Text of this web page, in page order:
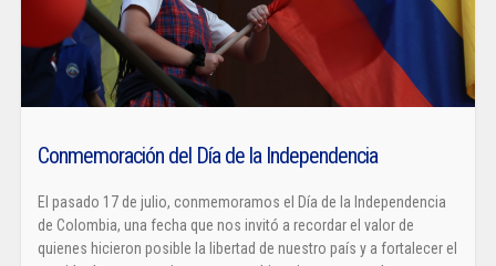
Conmemoración del Día de la Independencia
El pasado 17 de julio, conmemoramos el Día de la Independencia
de Colombia, una fecha que nos invitó a recordar el valor de
quienes hicieron posible la libertad de nuestro país y a fortalecer el